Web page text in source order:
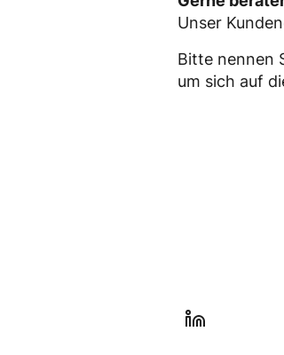
Unser
Bitte nennen
um sich auf